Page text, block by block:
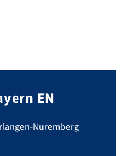
EN
Nuremberg